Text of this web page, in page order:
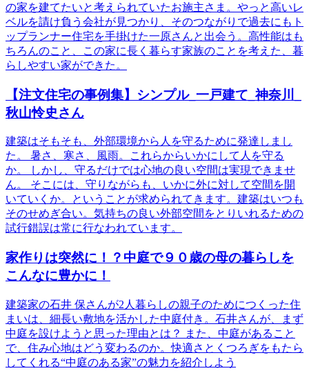
の家を建てたいと考えられていたお施主さま。やっと高いレ
ベルを請け負う会社が見つかり、そのつながりで過去にもト
ップランナー住宅を手掛けた一原さんと出会う。高性能はも
ちろんのこと、この家に長く暮らす家族のことを考えた、暮
らしやすい家ができた。
【注文住宅の事例集】シンプル_一戸建て_神奈川_
秋山怜史さん
建築はそもそも、外部環境から人を守るために発達しまし
た。 暑さ、寒さ、風雨。これらからいかにして人を守る
か。 しかし、守るだけでは心地の良い空間は実現できませ
ん。 そこには、守りながらも、いかに外に対して空間を開
いていくか。ということが求められてきます。建築はいつも
そのせめぎ合い。気持ちの良い外部空間をとりいれるための
試行錯誤は常に行なわれています。
家作りは突然に！？中庭で９０歳の母の暮らしを
こんなに豊かに！
建築家の石井 保さんが2人暮らしの親子のためにつくった住
まいは、細長い敷地を活かした中庭付き。石井さんが、まず
中庭を設けようと思った理由とは？ また、中庭があること
で、住み心地はどう変わるのか。快適さとくつろぎをもたら
してくれる“中庭のある家”の魅力を紹介しよう